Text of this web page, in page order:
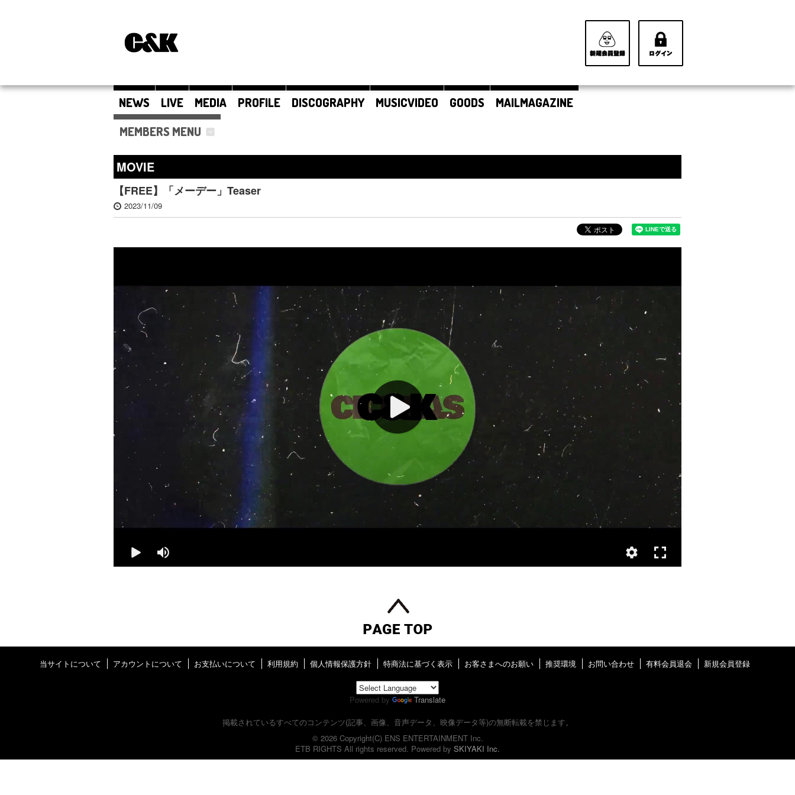
NEWS LIVE MEDIA PROFILE DISCOGRAPHY MUSICVIDEO GOODS
MAILMAGAZINE
MEMBERS MENU
MOVIE
【FREE】「メーデー」Teaser
2023/11/09
当サイトについて アカウントについて お支払いについて 利用規約 個人情報保護方針 特商法に基づく表示 お客さまへのお願い 推奨環境 お問い合わせ 有料会員退会 新規会員登録
Powered by
Translate
掲載されているすべてのコンテンツ(記事、画像、音声データ、映像データ等)の無断転載を禁じます。
© 2026 Copyright(C) ENS ENTERTAINMENT Inc.
ETB RIGHTS All rights reserved. Powered by SKIYAKI Inc.